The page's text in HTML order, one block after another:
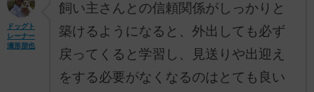
ドッグト
レーナー
瀬形朋也
飼い主さんとの信頼関係がしっかりと
築けるようになると、外出しても必ず
戻ってくると学習し、見送りや出迎え
をする必要がなくなるのはとても良い